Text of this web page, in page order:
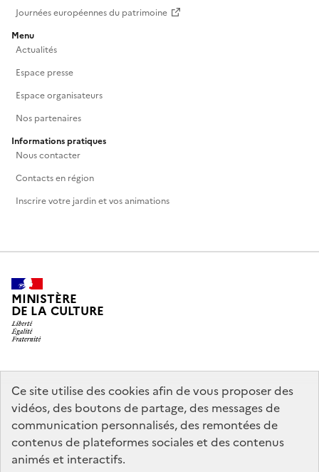
Ce site utilise des cookies afin de vous proposer des
vidéos, des boutons de partage, des messages de
communication personnalisés, des remontées de
contenus de plateformes sociales et des contenus
animés et interactifs.
Journées européennes du patrimoine
Menu
Actualités
Espace presse
Espace organisateurs
Nos partenaires
Informations pratiques
Nous contacter
Contacts en région
Inscrire votre jardin et vos animations
MINISTÈRE
DE LA CULTURE
legifrance.gouv.fr
info.gouv.fr
service-public.gouv.fr
data.gouv.fr